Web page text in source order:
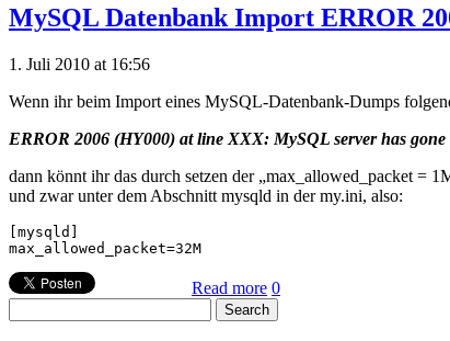
MySQL Datenbank Import ERROR
1. Juli 2010 at 16:56
Wenn ihr beim Import eines MySQL-Datenbank-Dumps
ERROR 2006 (HY000) at line XXX: MySQL server has gone
dann könnt ihr das durch setzen der „max_allowed_packet =
und zwar unter dem Abschnitt mysqld in der my.ini, also:
[mysqld]
Read more 0